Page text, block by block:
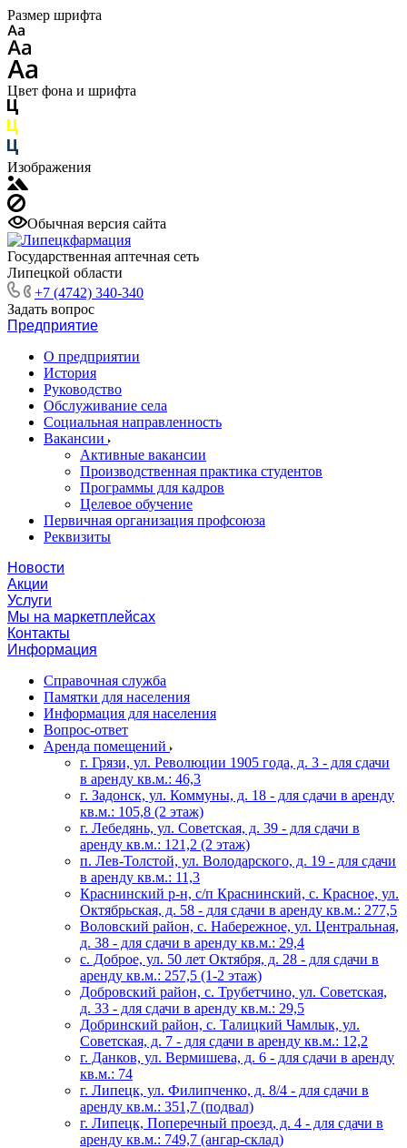
Размер шрифта
Цвет фона и шрифта
Изображения
Обычная версия сайта
Государственная аптечная сеть
Липецкой области
+7 (4742) 340-340
Задать вопрос
Предприятие
О предприятии
История
Руководство
Обслуживание села
Социальная направленность
Вакансии
Активные вакансии
Производственная практика студентов
Программы для кадров
Целевое обучение
Первичная организация профсоюза
Реквизиты
Новости
Акции
Услуги
Мы на маркетплейсах
Контакты
Информация
Справочная служба
Памятки для населения
Информация для населения
Вопрос-ответ
Аренда помещений
г. Грязи, ул. Революции 1905 года, д. 3 - для сдачи
в аренду кв.м.: 46,3
г. Задонск, ул. Коммуны, д. 18 - для сдачи в аренду
кв.м.: 105,8 (2 этаж)
г. Лебедянь, ул. Советская, д. 39 - для сдачи в
аренду кв.м.: 121,2 (2 этаж)
п. Лев-Толстой, ул. Володарского, д. 19 - для сдачи
в аренду кв.м.: 11,3
Краснинский р-н, с/п Краснинский, с. Красное, ул.
Октябрьская, д. 58 - для сдачи в аренду кв.м.: 277,5
Воловский район, с. Набережное, ул. Центральная,
д. 38 - для сдачи в аренду кв.м.: 29,4
с. Доброе, ул. 50 лет Октября, д. 28 - для сдачи в
аренду кв.м.: 257,5 (1-2 этаж)
Добровский район, с. Трубетчино, ул. Советская,
д. 33 - для сдачи в аренду кв.м.: 29,5
Добринский район, с. Талицкий Чамлык, ул.
Советская, д. 7 - для сдачи в аренду кв.м.: 12,2
г. Данков, ул. Вермишева, д. 6 - для сдачи в аренду
кв.м.: 74
г. Липецк, ул. Филипченко, д. 8/4 - для сдачи в
аренду кв.м.: 351,7 (подвал)
г. Липецк, Поперечный проезд, д. 4 - для сдачи в
аренду кв.м.: 749,7 (ангар-склад)